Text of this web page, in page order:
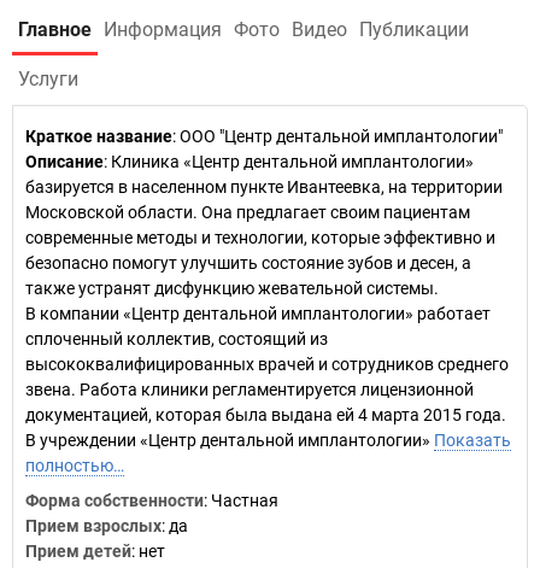
Главное Информация Фото Видео Публикации
Услуги
Краткое название:ООО "Центр дентальной имплантологии"
Описание: Клиника «Центр дентальной имплантологии»
базируется в населенном пункте Ивантеевка, на территории
Московской области. Она предлагает своим пациентам
современные методы и технологии, которые эффективно и
безопасно помогут улучшить состояние зубов и десен, а
также устранят дисфункцию жевательной системы.
В компании «Центр дентальной имплантологии» работает
сплоченный коллектив, состоящий из
высококвалифицированных врачей и сотрудников среднего
звена. Работа клиники регламентируется лицензионной
документацией, которая была выдана ей 4 марта 2015 года.
В учреждении «Центр дентальной имплантологии» Показать
полностью…
Форма собственности: Частная
Прием взрослых: да
Прием детей: нет